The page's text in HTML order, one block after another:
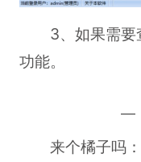
3、如果需要
功能。
来个橘子吗：